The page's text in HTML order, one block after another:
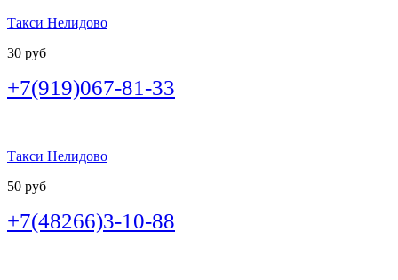
Такси Нелидово
30 руб
+7(919)067-81-33
Такси Нелидово
50 руб
+7(48266)3-10-88